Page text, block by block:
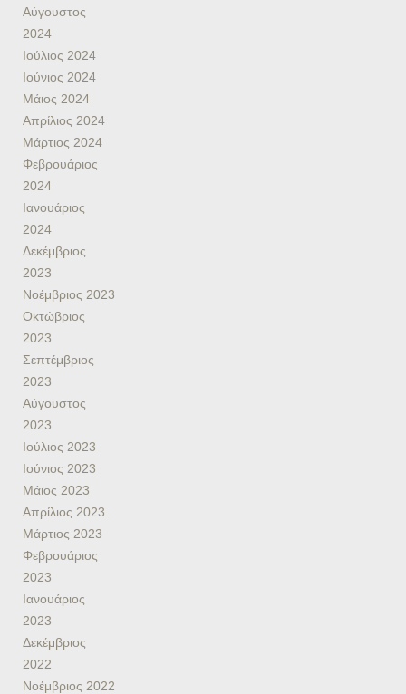
Αύγουστος
2024
Ιούλιος 2024
Ιούνιος 2024
Μάιος 2024
Απρίλιος 2024
Μάρτιος 2024
Φεβρουάριος
2024
Ιανουάριος
2024
Δεκέμβριος
2023
Νοέμβριος 2023
Οκτώβριος
2023
Σεπτέμβριος
2023
Αύγουστος
2023
Ιούλιος 2023
Ιούνιος 2023
Μάιος 2023
Απρίλιος 2023
Μάρτιος 2023
Φεβρουάριος
2023
Ιανουάριος
2023
Δεκέμβριος
2022
Νοέμβριος 2022